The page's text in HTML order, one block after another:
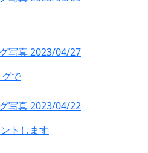
で
トします